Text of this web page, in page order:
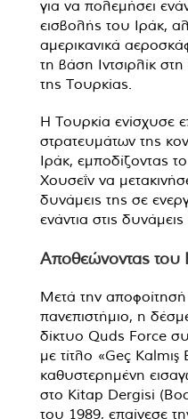
για να πολεμήσει
εισβολής του Ιράκ,
αμερικανικά
τη βάση Ιντσιρλίκ
της Τουρκίας.
Η Τουρκία ενίσχυσε
στρατευμάτων της
Ιράκ, εμποδίζοντας
Χουσεΐν να
δυνάμεις της σε
ενάντια στις
Αποθεώνοντας
Μετά την
πανεπιστήμιο, η
δίκτυο Quds Force
με τίτλο «Geç
καθυστερημένη
στο Kitap Dergisi
του 1989, επαίνεσε